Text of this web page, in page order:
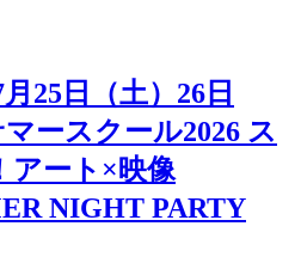
25日（土）26日
マースクール2026 ス
アート×映像
NIGHT PARTY